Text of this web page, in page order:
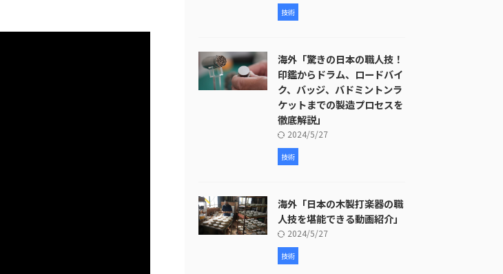
技術
海外「驚きの日本の職人技！
印鑑からドラム、ロードバイ
ク、バッジ、バドミントンラ
ケットまでの製造プロセスを
徹底解説」
2024/5/27
技術
海外「日本の木製打楽器の職
人技を堪能できる動画紹介」
2024/5/27
技術